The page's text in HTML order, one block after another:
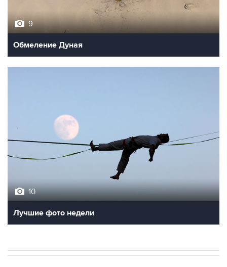
9
Обмеление Дуная
10
Лучшие фото недели